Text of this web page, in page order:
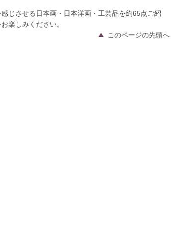
じさせる日本画・日本洋画・工芸品を約65点ご紹
楽しみください。
このページの先頭へ